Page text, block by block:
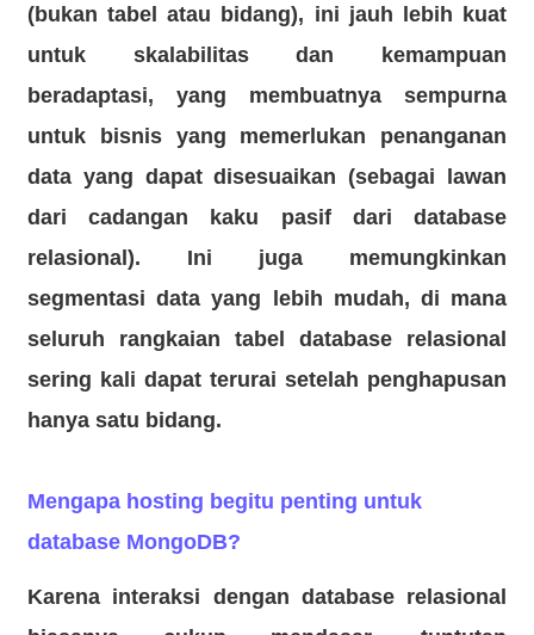
(bukan tabel atau bidang), ini jauh lebih kuat
untuk skalabilitas dan kemampuan
beradaptasi, yang membuatnya sempurna
untuk bisnis yang memerlukan penanganan
data yang dapat disesuaikan (sebagai lawan
dari cadangan kaku pasif dari database
relasional). Ini juga memungkinkan
segmentasi data yang lebih mudah, di mana
seluruh rangkaian tabel database relasional
sering kali dapat terurai setelah penghapusan
hanya satu bidang.
Mengapa hosting begitu penting untuk
database MongoDB?
Karena interaksi dengan database relasional